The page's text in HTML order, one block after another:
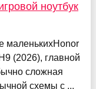
ноутбук
маленькихHonor
(2026), главной
сложная
схемы с ...